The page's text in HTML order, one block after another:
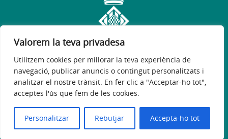
Valorem la teva privadesa
Utilitzem cookies per millorar la teva experiència de
navegació, publicar anuncis o contingut personalitzats i
analitzar el nostre trànsit. En fer clic a "Acceptar-ho tot",
acceptes l'ús que fem de les cookies.
Personalitzar Rebutjar Accepta-ho tot
Avís legal Política de privacitat
Accessibilitat
© 2026